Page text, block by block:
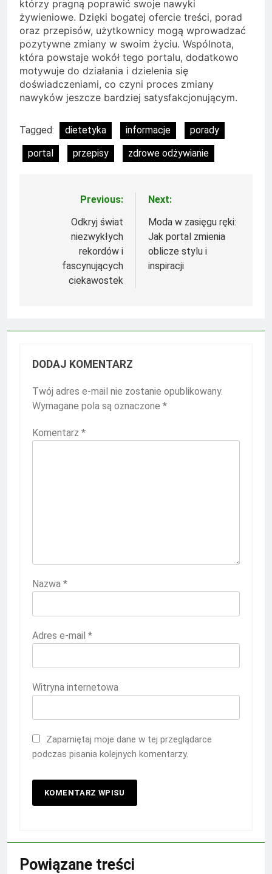
którzy pragną poprawić swoje nawyki
żywieniowe. Dzięki bogatej ofercie treści, porad
oraz przepisów, użytkownicy mogą wprowadzać
pozytywne zmiany w swoim życiu. Wspólnota,
która powstaje wokół tego portalu, dodatkowo
motywuje do działania i dzielenia się
doświadczeniami, co czyni proces zmiany
nawyków jeszcze bardziej satysfakcjonującym.
Tagged: dietetyka informacje
porady
portal
przepisy zdrowe odżywianie
NawigacjaPrevious:
Odkryj świat
niezwykłych
rekordów i
fascynujących
ciekawostek
Next:
Moda w zasięgu ręki:
Jak portal zmienia
oblicze stylu i
inspiracji
DODAJ KOMENTARZ
Twój adres e-mail nie zostanie opublikowany.
Wymagane pola są oznaczone *
Komentarz *
Nazwa *
Adres e-mail *
Witryna internetowa
Zapamiętaj moje dane w tej przeglądarce
podczas pisania kolejnych komentarzy.
Powiązane treści